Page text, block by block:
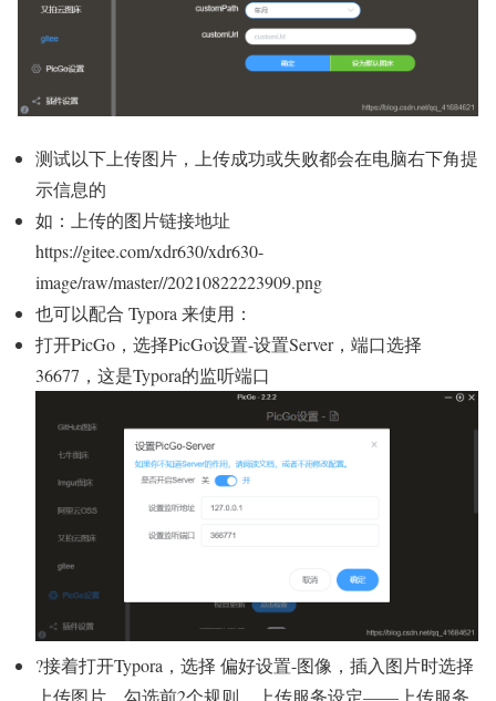
测试以下上传图片，上传成功或失败都会在电脑右下角提
示信息的
如：上传的图片链接地址
https://gitee.com/xdr630/xdr630-
image/raw/master//20210822223909.png
也可以配合 Typora 来使用：
打开PicGo，选择PicGo设置-设置Server，端口选择
36677，这是Typora的监听端口
?接着打开Typora，选择 偏好设置-图像，插入图片时选择
上传图片，勾选前2个规则，上传服务设定——上传服务